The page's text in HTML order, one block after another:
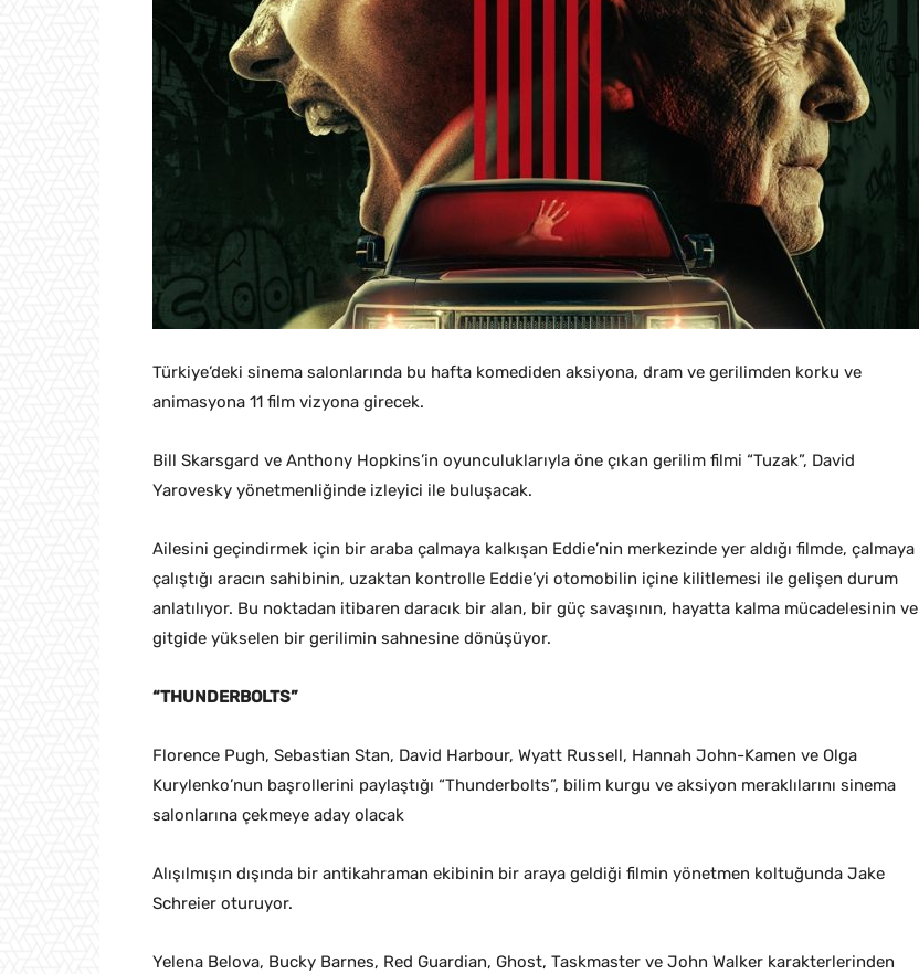
Türkiye’deki sinema salonlarında bu hafta komediden aksiyona, dram ve gerilimden korku ve
animasyona 11 film vizyona girecek.
Bill Skarsgard ve Anthony Hopkins’in oyunculuklarıyla öne çıkan gerilim filmi “Tuzak”, David
Yarovesky yönetmenliğinde izleyici ile buluşacak.
Ailesini geçindirmek için bir araba çalmaya kalkışan Eddie’nin merkezinde yer aldığı filmde, çalmaya
çalıştığı aracın sahibinin, uzaktan kontrolle Eddie’yi otomobilin içine kilitlemesi ile gelişen durum
anlatılıyor. Bu noktadan itibaren daracık bir alan, bir güç savaşının, hayatta kalma mücadelesinin ve
gitgide yükselen bir gerilimin sahnesine dönüşüyor.
“THUNDERBOLTS”
Florence Pugh, Sebastian Stan, David Harbour, Wyatt Russell, Hannah John-Kamen ve Olga
Kurylenko’nun başrollerini paylaştığı “Thunderbolts”, bilim kurgu ve aksiyon meraklılarını sinema
salonlarına çekmeye aday olacak
Alışılmışın dışında bir antikahraman ekibinin bir araya geldiği filmin yönetmen koltuğunda Jake
Schreier oturuyor.
Yelena Belova, Bucky Barnes, Red Guardian, Ghost, Taskmaster ve John Walker karakterlerinden